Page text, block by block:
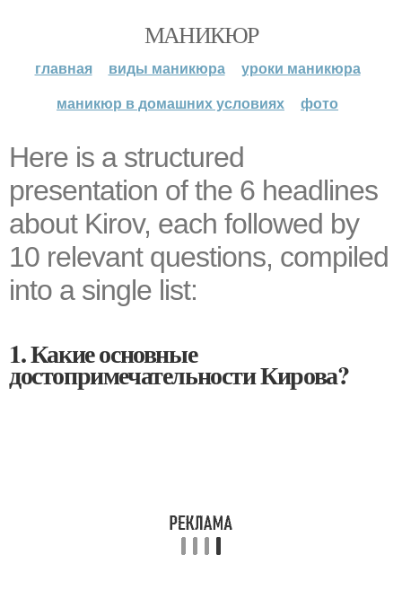
МАНИКЮР
главная виды маникюра
уроки маникюра
маникюр в домашних условиях
фото
Here is a structured
presentation of the 6 headlines
about Kirov, each followed by
10 relevant questions, compiled
into a single list:
1. Какие основные
достопримечательности Кирова?